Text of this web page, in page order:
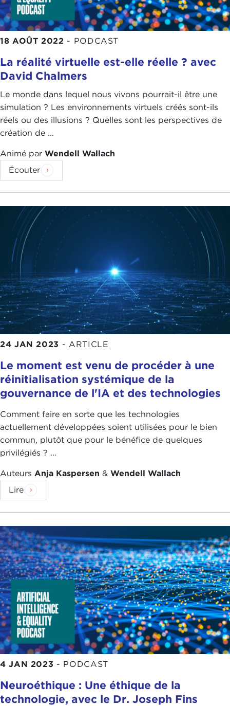
18 AOÛT 2022 - PODCAST
La réalité virtuelle est-elle réelle ? avec
David Chalmers
Le monde dans lequel nous vivons pourrait-il être une
simulation ? Les environnements virtuels créés sont-ils
réels ou des illusions ? Quelles sont les perspectives de
création de ...
Animé par Wendell Wallach
Écouter
24 JAN 2023 - ARTICLE
Le moment est venu de procéder à une
réinitialisation systémique de la
gouvernance de l'IA et des technologies
Comment faire en sorte que les technologies
actuellement développées soient utilisées pour le bien
commun, plutôt que pour le bénéfice de quelques
privilégiés ? ...
Auteurs Anja Kaspersen & Wendell Wallach
Lire
4 JAN 2023 - PODCAST
Neuroéthique : Une éthique de la
technologie, avec le Dr. Joseph Fins